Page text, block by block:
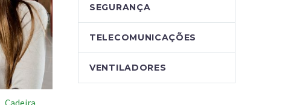
SEGURANÇA
TELECOMUNICAÇÕES
VENTILADORES